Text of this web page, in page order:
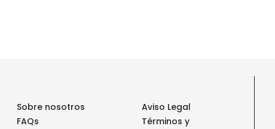
Sobre nosotros
FAQs
Aviso Legal
Términos y